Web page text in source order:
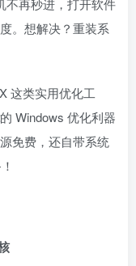
再秒进，打开软件
。想解决？重装系
这类实用优化工
的 Windows 优化利器
免费，还自带系统